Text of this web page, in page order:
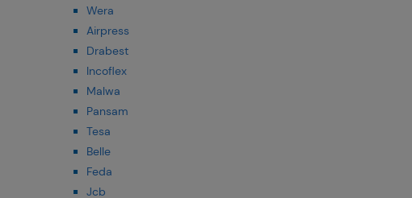
Wera
Airpress
Drabest
Incoflex
Malwa
Pansam
Tesa
Belle
Feda
Jcb